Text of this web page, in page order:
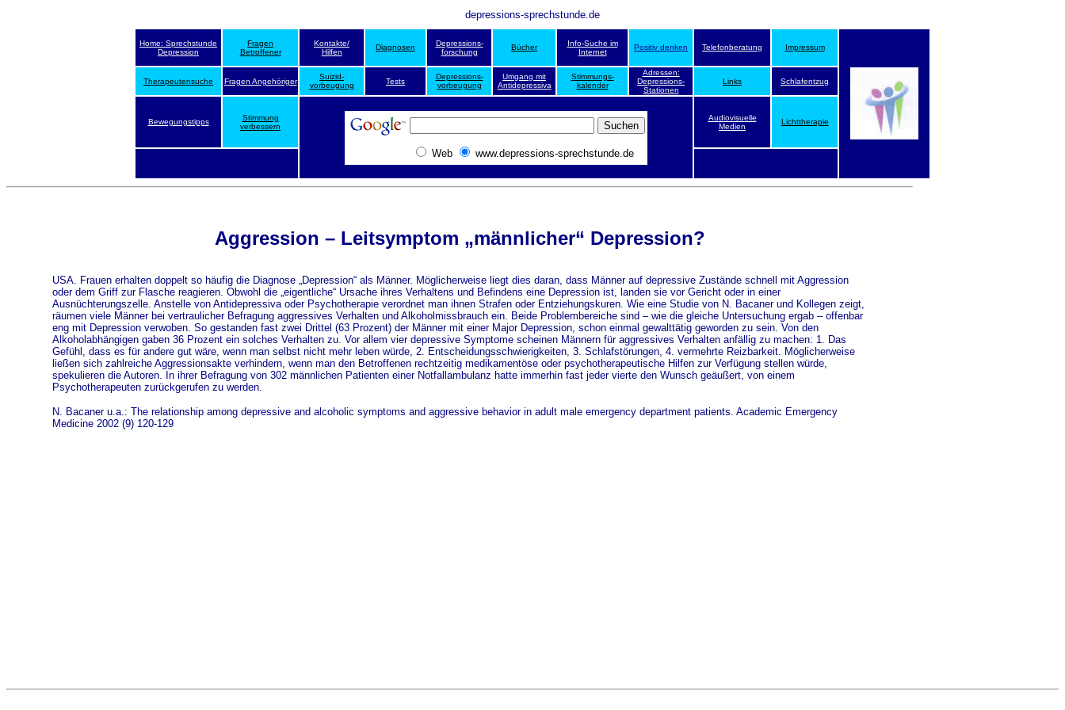
depressions-sprechstunde.de
Home: Sprechstunde
Depression
Fragen
Betroffener
Kontakte/
Hilfen
Diagnosen
Depressions-
forschung
Bücher
Info-Suche im
Internet
Positiv denken Telefonberatung Impressum
Therapeutensuche Fragen Angehöriger
Suizid-
vorbeugung
Tests
Depressions-
vorbeugung
Umgang mit
Antidepressiva
Stimmungs-
kalender
Adressen:
Depressions-
Stationen
Links Schlafentzug
Bewegungstipps
Stimmung
verbessern
Web www.depressions-sprechstunde.de
Audiovisuelle
Medien
Lichttherapie
Aggression – Leitsymptom „männlicher“ Depression?
USA. Frauen erhalten doppelt so häufig die Diagnose „Depression“ als Männer. Möglicherweise liegt dies daran, dass Männer auf depressive Zustände schnell mit Aggression
oder dem Griff zur Flasche reagieren. Obwohl die „eigentliche“ Ursache ihres Verhaltens und Befindens eine Depression ist, landen sie vor Gericht oder in einer
Ausnüchterungszelle. Anstelle von Antidepressiva oder Psychotherapie verordnet man ihnen Strafen oder Entziehungskuren. Wie eine Studie von N. Bacaner und Kollegen zeigt,
räumen viele Männer bei vertraulicher Befragung aggressives Verhalten und Alkoholmissbrauch ein. Beide Problembereiche sind – wie die gleiche Untersuchung ergab – offenbar
eng mit Depression verwoben. So gestanden fast zwei Drittel (63 Prozent) der Männer mit einer Major Depression, schon einmal gewalttätig geworden zu sein. Von den
Alkoholabhängigen gaben 36 Prozent ein solches Verhalten zu. Vor allem vier depressive Symptome scheinen Männern für aggressives Verhalten anfällig zu machen: 1. Das
Gefühl, dass es für andere gut wäre, wenn man selbst nicht mehr leben würde, 2. Entscheidungsschwierigkeiten, 3. Schlafstörungen, 4. vermehrte Reizbarkeit. Möglicherweise
ließen sich zahlreiche Aggressionsakte verhindern, wenn man den Betroffenen rechtzeitig medikamentöse oder psychotherapeutische Hilfen zur Verfügung stellen würde,
spekulieren die Autoren. In ihrer Befragung von 302 männlichen Patienten einer Notfallambulanz hatte immerhin fast jeder vierte den Wunsch geäußert, von einem
Psychotherapeuten zurückgerufen zu werden.
N. Bacaner u.a.: The relationship among depressive and alcoholic symptoms and aggressive behavior in adult male emergency department patients. Academic Emergency
Medicine 2002 (9) 120-129